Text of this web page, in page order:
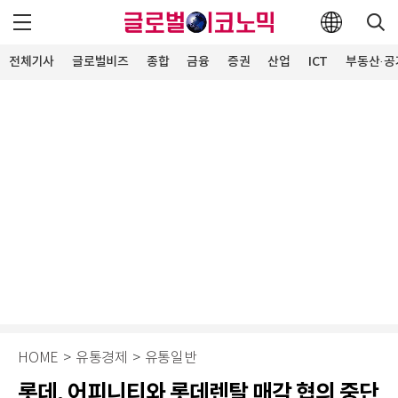
전체기사 글로벌비즈 종합 금융 증권 산업 ICT 부동산·
HOME > 유통경제 > 유통일반